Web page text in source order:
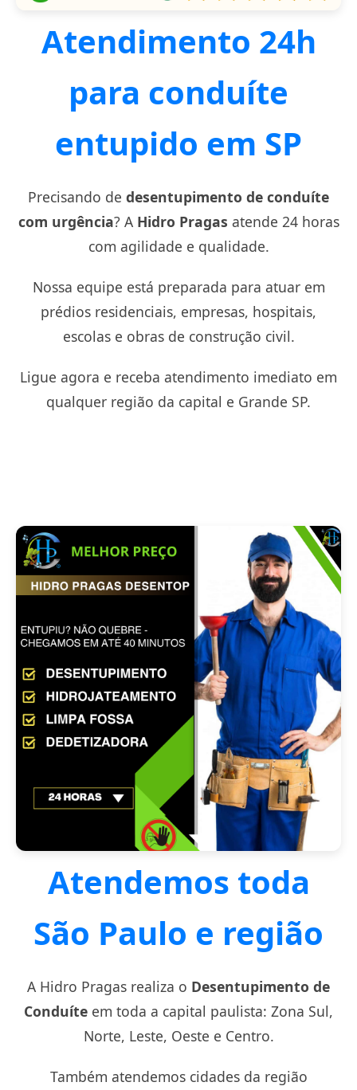
Atendimento 24h
para conduíte
entupido em SP
Precisando de desentupimento de conduíte
com urgência? A Hidro Pragas atende 24 horas
com agilidade e qualidade.
Nossa equipe está preparada para atuar em
prédios residenciais, empresas, hospitais,
escolas e obras de construção civil.
Ligue agora e receba atendimento imediato em
qualquer região da capital e Grande SP.
Atendemos toda
São Paulo e região
A Hidro Pragas realiza o Desentupimento de
Conduíte em toda a capital paulista: Zona Sul,
Norte, Leste, Oeste e Centro.
Também atendemos cidades da região